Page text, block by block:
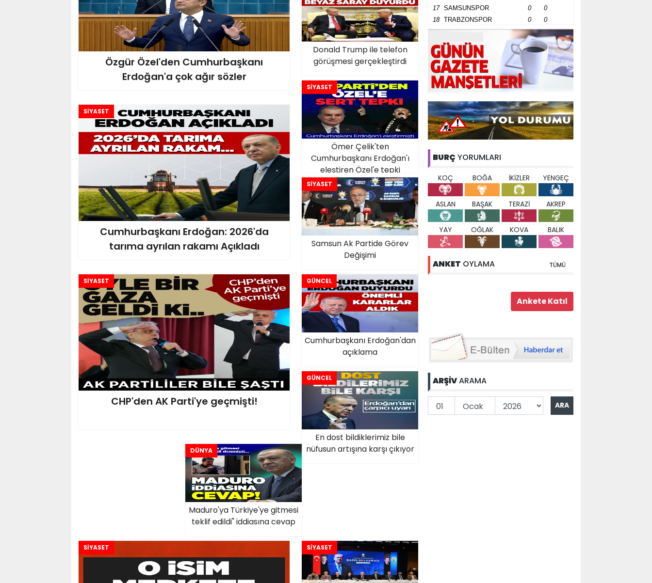
Özgür Özel'den Cumhurbaşkanı
Erdoğan'a çok ağır sözler
Donald Trump ile telefon
görüşmesi gerçekleştirdi
SİYASET
Ömer Çelik'ten
Cumhurbaşkanı Erdoğan'ı
eleştiren Özel'e tepki
SİYASET
Cumhurbaşkanı Erdoğan: 2026'da
tarıma ayrılan rakamı Açıkladı
SİYASET
Samsun Ak Partide Görev
Değişimi
GÜNCEL
Cumhurbaşkanı Erdoğan'dan
açıklama
SİYASET
CHP'den AK Parti'ye geçmişti!
GÜNCEL
En dost bildiklerimiz bile
nüfusun artışına karşı çıkıyor
DÜNYA
Maduro'ya Türkiye'ye gitmesi
teklif edildi" iddiasına cevap
SİYASET SİYASET
17
SAMSUNSPOR 0
0
18
TRABZONSPOR 0 0
BURÇ YORUMLARI
KOÇ BOĞA İKİZLER YENGEÇ
ASLAN BAŞAK TERAZİ AKREP
YAY OĞLAK KOVA BALIK
ANKET OYLAMA TÜMÜ
ARŞİVARAMA